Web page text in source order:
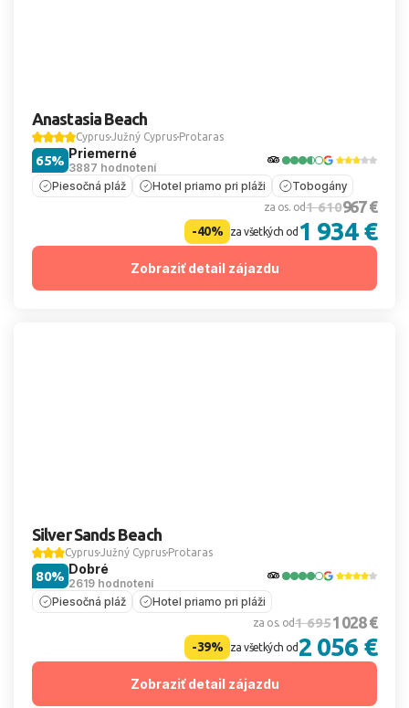
Anastasia Beach
CyprusJužný Cyprus Protaras
Priemerné
3887 hodnotení
65%
Piesočná pláž Hotel priamo pri pláži Tobogány
za os. od1 610967 €
-40% za všetkých od 1 934 €
Zobraziť detail zájazdu
Silver Sands Beach
CyprusJužný Cyprus Protaras
Dobré
2619 hodnotení
80%
Piesočná pláž Hotel priamo pri pláži
za os. od1 6951 028 €
-39% za všetkých od2 056 €
Zobraziť detail zájazdu